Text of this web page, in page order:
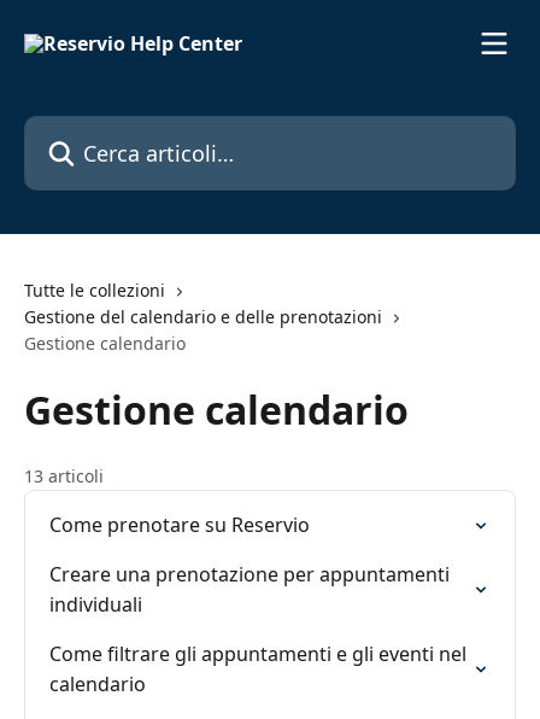
Cerca articoli…
Tutte le collezioni
Gestione del calendario e delle prenotazioni
Gestione calendario
Gestione calendario
13 articoli
Come prenotare su Reservio
Creare una prenotazione per appuntamenti
individuali
Come filtrare gli appuntamenti e gli eventi nel
calendario